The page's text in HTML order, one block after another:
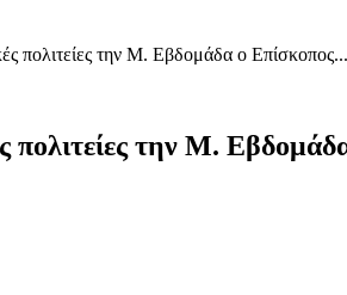
πολιτείες την Μ. Εβδομάδα ο Επίσκοπος...
πολιτείες την Μ.